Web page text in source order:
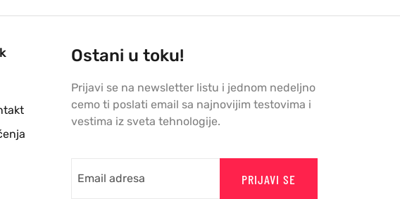
Ostani u toku!
Prijavi se na newsletter listu i jednom nedeljno
cemo ti poslati email sa najnovijim testovima i
vestima iz sveta tehnologije.
PRIJAVI SE